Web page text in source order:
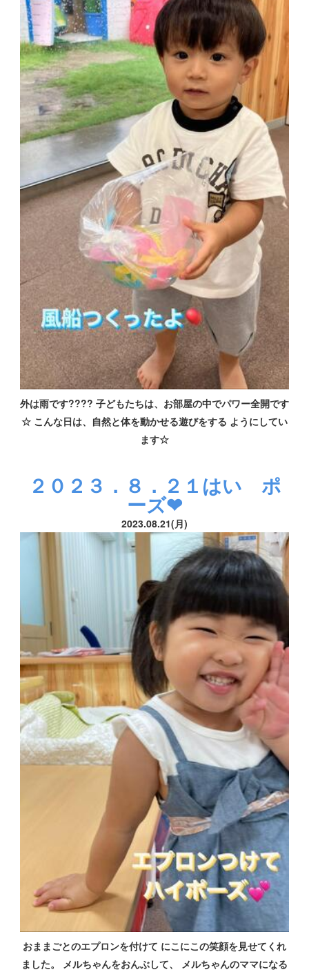
外は雨です???? 子どもたちは、お部屋の中でパワー全開です
☆ こんな日は、自然と体を動かせる遊びをする ようにしてい
ます☆
２０２３．８．２１はい ポ
ーズ❤
2023.08.21(月)
おままごとのエプロンを付けて にこにこの笑顔を見せてくれ
ました。 メルちゃんをおんぶして、 メルちゃんのママになる